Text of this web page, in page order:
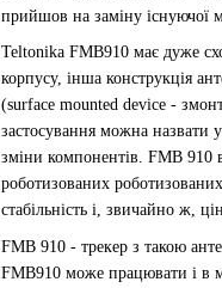
прийшов на заміну існуючої
Teltonika FMB910 має дуже
корпусу, інша конструкція
(surface mounted device -
застосування можна назвати
зміни компонентів. FMB 910
роботизованих
стабільність і, звичайно ж,
FMB 910 - трекер з такою
FMB910 може працювати і в